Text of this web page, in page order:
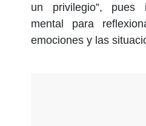
un privilegio”, pues
mental para
emociones y las